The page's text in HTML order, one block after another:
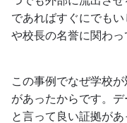
であればすぐにでも
や校長の名誉に関わっ
この事例でなぜ学校
があったからです。
と言って良い証拠が